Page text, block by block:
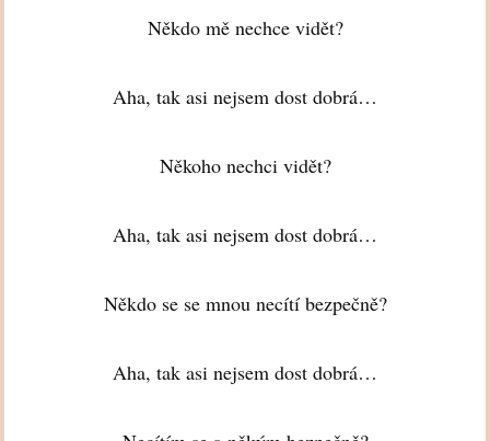
Někdo mě nechce vidět?
Aha, tak asi nejsem dost dobrá…
Někoho nechci vidět?
Aha, tak asi nejsem dost dobrá…
Někdo se se mnou necítí bezpečně?
Aha, tak asi nejsem dost dobrá…